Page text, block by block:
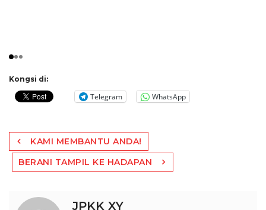
Kongsi di:
Telegram WhatsApp
Post
navigation
KAMI MEMBANTU ANDA!
BERANI TAMPIL KE HADAPAN
JPKK XY